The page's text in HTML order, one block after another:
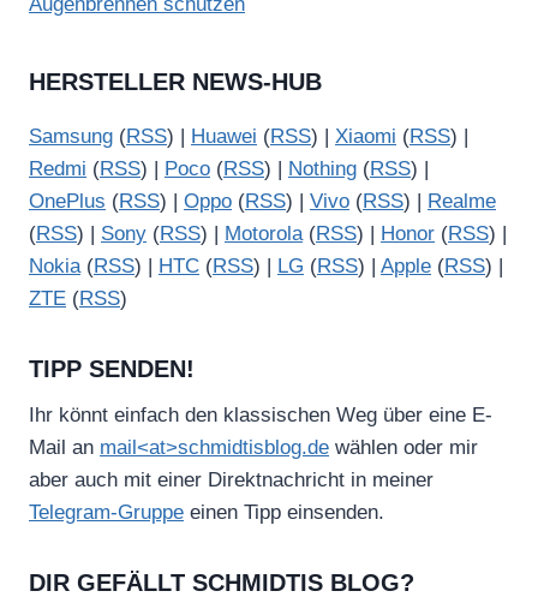
HERSTELLER NEWS-HUB
Samsung (RSS) | Huawei (RSS) | Xiaomi (RSS) |
Redmi (RSS) | Poco (RSS) | Nothing (RSS) |
OnePlus (RSS) | Oppo (RSS) | Vivo (RSS) |
Realme
(RSS) | Sony (RSS) | Motorola(RSS) | Honor (RSS) |
Nokia(RSS) | HTC (RSS) | LG (RSS) | Apple (RSS) |
ZTE (RSS)
TIPP SENDEN!
Ihr könnt einfach den klassischen Weg über eine E-
Mail an mail<at>schmidtisblog.de wählen oder mir
aber auch mit einer Direktnachricht in meiner
Telegram-Gruppe einen Tipp einsenden.
DIR GEFÄLLT SCHMIDTIS BLOG?